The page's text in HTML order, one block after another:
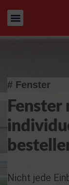
# Fenster
Nicht jede